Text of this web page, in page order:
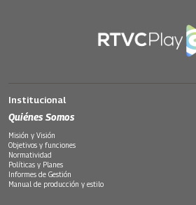
Institucional
Quiénes Somos
Misión y Visión
Objetivos y funciones
Normatividad
Políticas y Planes
Informes de Gestión
Manual de producción y estilo